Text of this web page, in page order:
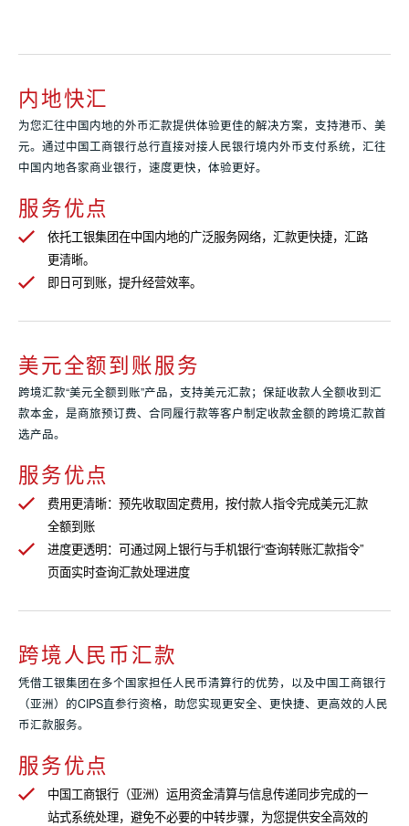
内地快汇
为您汇往中国内地的外币汇款提供体验更佳的解决方案，支持港币、美
元。通过中国工商银行总行直接对接人民银行境内外币支付系统，汇往
中国内地各家商业银行，速度更快，体验更好。
服务优点
依托工银集团在中国内地的广泛服务网络，汇款更快捷，汇路
更清晰。
即日可到账，提升经营效率。
美元全额到账服务
跨境汇款“美元全额到账”产品，支持美元汇款；保証收款人全额收到汇
款本金，是商旅预订费、合同履行款等客户制定收款金额的跨境汇款首
选产品。
服务优点
费用更清晰：预先收取固定费用，按付款人指令完成美元汇款
全额到账
进度更透明：可通过网上银行与手机银行“查询转账汇款指令”
页面实时查询汇款处理进度
跨境人民币汇款
凭借工银集团在多个国家担任人民币清算行的优势，以及中国工商银行
（亚洲）的CIPS直参行资格，助您实现更安全、更快捷、更高效的人民
币汇款服务。
服务优点
中国工商银行（亚洲）运用资金清算与信息传递同步完成的一
站式系统处理，避免不必要的中转步骤，为您提供安全高效的